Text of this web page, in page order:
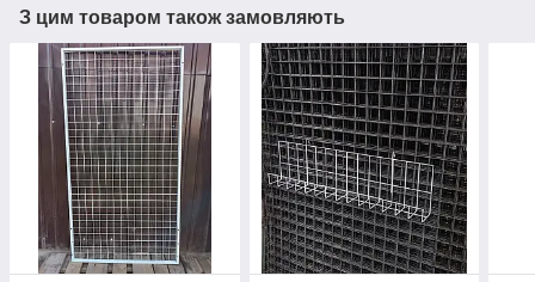
З цим товаром також замовляють